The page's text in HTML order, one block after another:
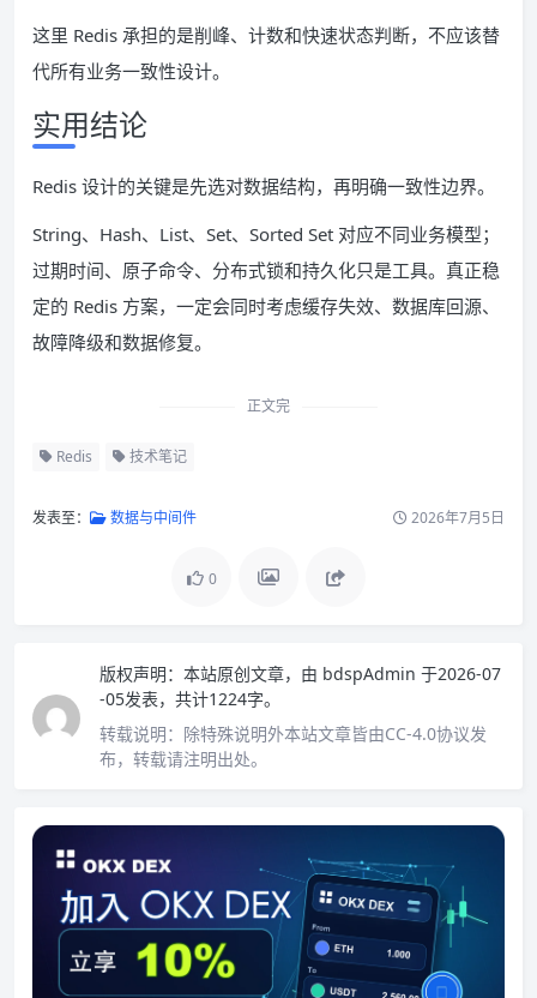
这里 Redis 承担的是削峰、计数和快速状态判断，不应该替
代所有业务一致性设计。
实用结论
Redis 设计的关键是先选对数据结构，再明确一致性边界。
String、Hash、List、Set、Sorted Set 对应不同业务模型；
过期时间、原子命令、分布式锁和持久化只是工具。真正稳
定的 Redis 方案，一定会同时考虑缓存失效、数据库回源、
故障降级和数据修复。
正文完
Redis 技术笔记
发表至： 数据与中间件 2026年7月5日
0
版权声明： 本站原创文章，由 bdspAdmin 于2026-07
-05发表，共计1224字。
转载说明： 除特殊说明外本站文章皆由CC-4.0协议发
布，转载请注明出处。